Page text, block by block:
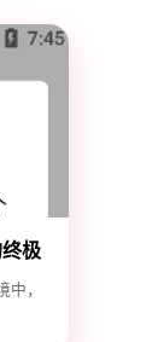
极
，